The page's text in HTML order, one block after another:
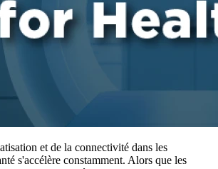
et de la connectivité dans les
s'accélère constamment. Alors que les